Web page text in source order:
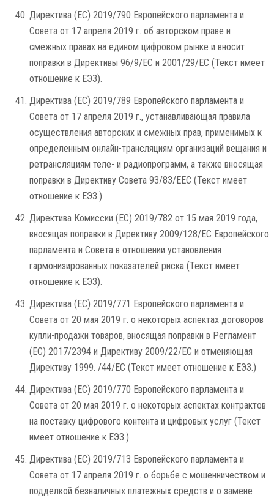
Директива (ЕС) 2019/790 Европейского парламента и
Совета от 17 апреля 2019 г. об авторском праве и
смежных правах на едином цифровом рынке и вносит
поправки в Директивы 96/9/EC и 2001/29/EC (Текст имеет
отношение к ЕЭЗ).
Директива (ЕС) 2019/789 Европейского парламента и
Совета от 17 апреля 2019 г., устанавливающая правила
осуществления авторских и смежных прав, применимых к
определенным онлайн-трансляциям организаций вещания и
ретрансляциям теле- и радиопрограмм, а также вносящая
поправки в Директиву Совета 93/83/EEC (Текст имеет
отношение к ЕЭЗ.)
Директива Комиссии (ЕС) 2019/782 от 15 мая 2019 года,
вносящая поправки в Директиву 2009/128/EC Европейского
парламента и Совета в отношении установления
гармонизированных показателей риска (Текст имеет
отношение к ЕЭЗ).
Директива (ЕС) 2019/771 Европейского парламента и
Совета от 20 мая 2019 г. о некоторых аспектах договоров
купли-продажи товаров, вносящая поправки в Регламент
(ЕС) 2017/2394 и Директиву 2009/22/EC и отменяющая
Директиву 1999. /44/EC (Текст имеет отношение к ЕЭЗ.)
Директива (ЕС) 2019/770 Европейского парламента и
Совета от 20 мая 2019 г. о некоторых аспектах контрактов
на поставку цифрового контента и цифровых услуг (Текст
имеет отношение к ЕЭЗ.)
Директива (ЕС) 2019/713 Европейского парламента и
Совета от 17 апреля 2019 г. о борьбе с мошенничеством и
подделкой безналичных платежных средств и о замене